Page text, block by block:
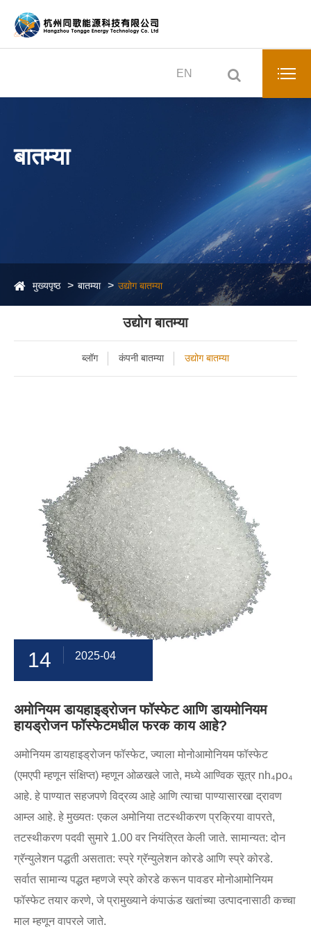
EN
बातम्या
मुख्यपृष्ठ बातम्या उद्योग बातम्या
उद्योग बातम्या
ब्लॉग कंपनी बातम्या उद्योग बातम्या
14 2025-04
अमोनियम डायहाइड्रोजन फॉस्फेट आणि डायमोनियम
हायड्रोजन फॉस्फेटमधील फरक काय आहे?
अमोनियम डायहाइड्रोजन फॉस्फेट, ज्याला मोनोआमोनियम फॉस्फेट
(एमएपी म्हणून संक्षिप्त) म्हणून ओळखले जाते, मध्ये आण्विक सूत्र nh₄po₄
आहे. हे पाण्यात सहजपणे विद्रव्य आहे आणि त्याचा पाण्यासारखा द्रावण
आम्ल आहे. हे मुख्यतः एकल अमोनिया तटस्थीकरण प्रक्रिया वापरते,
तटस्थीकरण पदवी सुमारे 1.00 वर नियंत्रित केली जाते. सामान्यत: दोन
ग्रॅन्युलेशन पद्धती असतात: स्प्रे ग्रॅन्युलेशन कोरडे आणि स्प्रे कोरडे.
सर्वात सामान्य पद्धत म्हणजे स्प्रे कोरडे करून पावडर मोनोआमोनियम
फॉस्फेट तयार करणे, जे प्रामुख्याने कंपाऊंड खतांच्या उत्पादनासाठी कच्चा
माल म्हणून वापरले जाते.